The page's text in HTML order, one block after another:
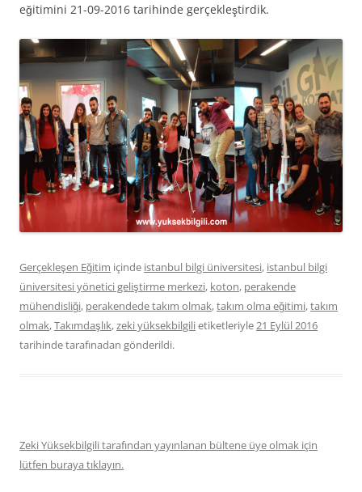
eğitimini 21-09-2016 tarihinde gerçekleştirdik.
Gerçekleşen Eğitim içinde istanbul bilgi üniversitesi, istanbul bilgi
üniversitesi yönetici geliştirme merkezi, koton, perakende
mühendisliği, perakendede takım olmak,takım olma eğitimi,takım
olmak,Takımdaşlık,zeki yüksekbilgilietiketleriyle21 Eylül 2016
tarihindetarafınadan gönderildi.
Zeki Yüksekbilgili tarafından yayınlanan bültene üye olmak için
lütfen buraya tıklayın.